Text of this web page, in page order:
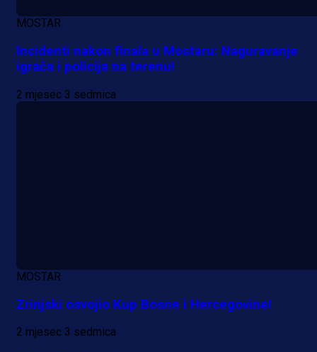
Više vijesti
MOSTAR
Incidenti nakon finala u Mostaru: Naguravanje
igrača i policija na terenu!
2 mjesec 3 sedmica
MOSTAR
Zrinjski osvojio Kup Bosne i Hercegovine!
2 mjesec 3 sedmica